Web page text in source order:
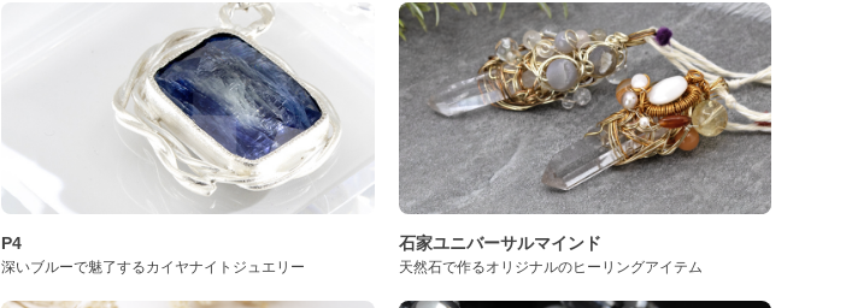
P4
深いブルーで魅了するカイヤナイトジュエリー
石家ユニバーサルマインド
天然石で作るオリジナルのヒーリングアイテム